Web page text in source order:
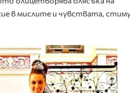
в мислите и чувствата,